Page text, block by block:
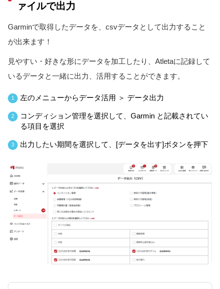
ァイルで出力
Garminで取得したデータを、csvデータとして出力すること
が出来ます！
見やすい・好きな形にデータを加工したり、Atletaに記録して
いるデータと一緒に出力、活用することができます。
1 左のメニューからデータ活用 ＞ データ出力
2
コンディション管理を選択して、Garmin と記載されてい
る項目を選択
3 出力したい期間を選択して、[データを出す]ボタンを押下